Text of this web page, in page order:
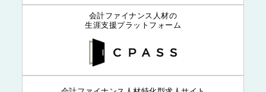
会計ファイナンス人材の
生涯支援プラットフォーム